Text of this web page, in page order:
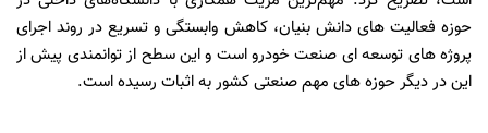
حوزه فعالیت های دانش بنیان، کاهش وابستگی و تسریع در روند اجرای
پروژه های توسعه ای صنعت خودرو است و این سطح از توانمندی پیش از
این در دیگر حوزه های مهم صنعتی کشور به اثبات رسیده است.